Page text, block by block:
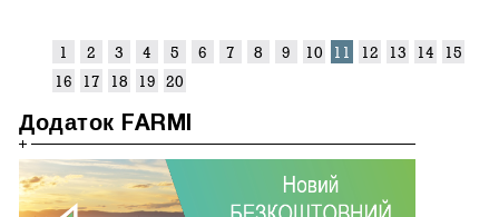
1 2 3 4 5 6 7 8 9 10 11 12 13 14
15
16
17 18 19 20
Додаток FARMI